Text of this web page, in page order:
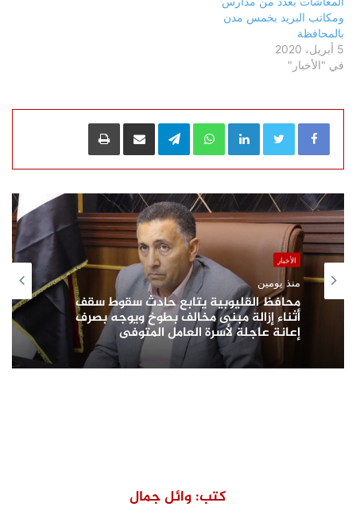
ومكاتب البريد بخمس مدن
بالمحافظة
5 أبريل، 2020
في "الأخبار"
LinkedIn
WhatsApp
Telegramمشاركة عبر البريد طباعة
الأخبار
منذ يومين
محافظ القليوبية يتابع حادث سقوط سقف
أثناء إزالة مبنى مخالف بطوخ ويوجه بصرف
إعانة عاجلة لأسرة العامل المتوفى
كتب: وائل جمال